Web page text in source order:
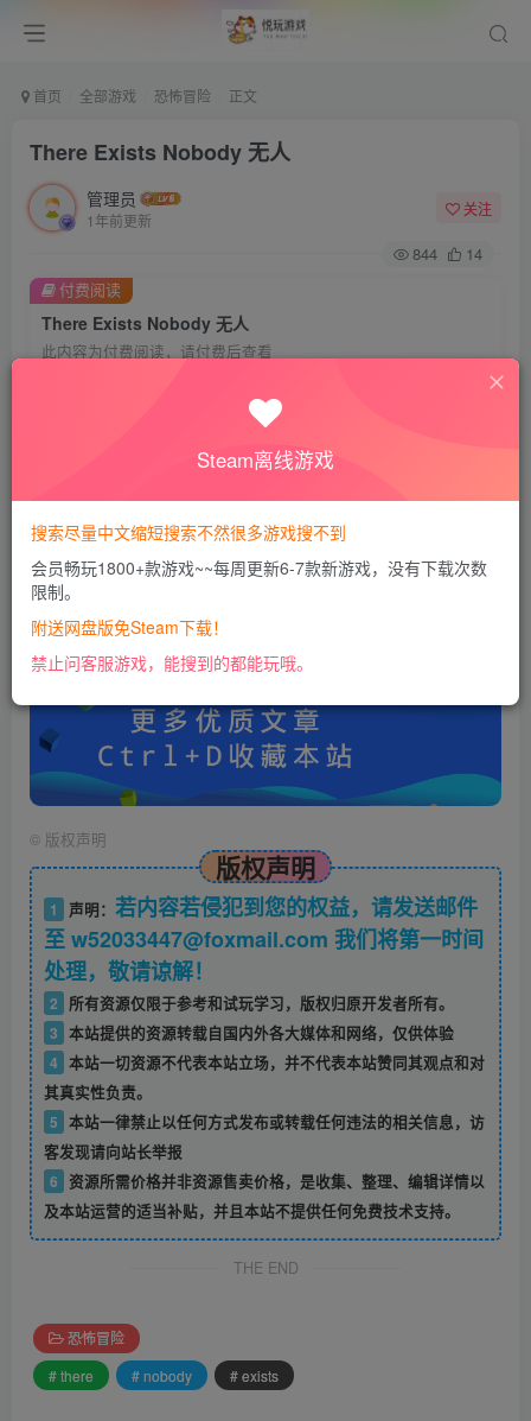
首页 全部游戏 恐怖冒险 正文
There Exists Nobody 无人
管理员
1年前更新
关注
844 14
There Exists Nobody 无人
此内容为付费阅读，请付费后查看
开通会员
付费阅读
账号密码错误或需要验证码，进售后扣裙1050974489
使用教程：
https://docs.qq.com/doc/DU0VHUUFRS2xDa1Jp
© 版权声明
版权声明
1 声明： 若内容若侵犯到您的权益，请发送邮件
至 w52033447@foxmail.com 我们将第一时间
处理，敬请谅解！
2
所有资源仅限于参考和试玩学习，版权归原开发者所有。
3 本站提供的资源转载自国内外各大媒体和网络，仅供体验
4 本站一切资源不代表本站立场，并不代表本站赞同其观点和对
其真实性负责。
5 本站一律禁止以任何方式发布或转载任何违法的相关信息，访
客发现请向站长举报
6
资源所需价格并非资源售卖价格，是收集、整理、编辑详情以
及本站运营的适当补贴，并且本站不提供任何免费技术支持。
THE END
恐怖冒险
# there
# nobody # exists
Steam离线游戏
搜索尽量中文缩短搜索不然很多游戏搜不到
会员畅玩1800+款游戏~~每周更新6-7款新游戏，没有下载次数
限制。
附送网盘版免Steam下载！
禁止问客服游戏，能搜到的都能玩哦。